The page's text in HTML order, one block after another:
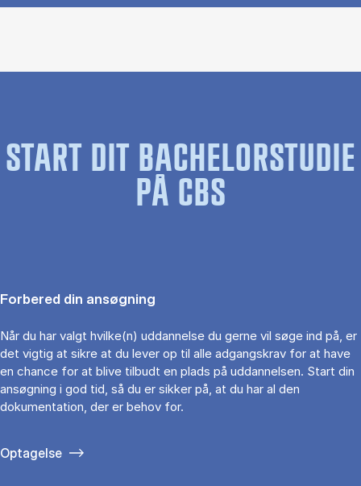
START DIT BACHELORSTUDIE
PÅ CBS
Forbered din ansøgning
Når du har valgt hvilke(n) uddannelse du gerne vil søge ind på, er
det vigtig at sikre at du lever op til alle adgangskrav for at have
en chance for at blive tilbudt en plads på uddannelsen. Start din
ansøgning i god tid, så du er sikker på, at du har al den
dokumentation, der er behov for.
Optagelse